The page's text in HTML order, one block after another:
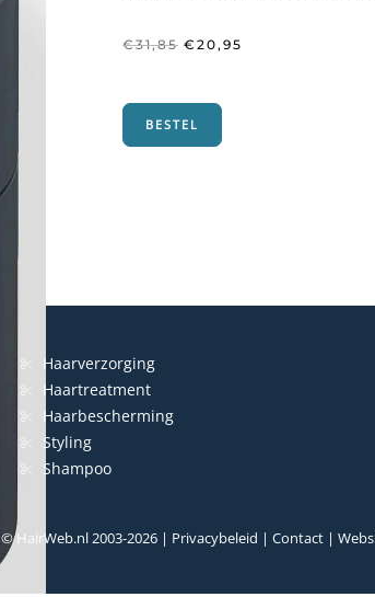
€31,85 Oorspronkelijke
€ 20,95
BESTEL
Haarverzorging
Haartreatment
Haarbescherming
Styling
Shampoo
© HairWeb.nl 2003-2026 | Privacybeleid | Contact |